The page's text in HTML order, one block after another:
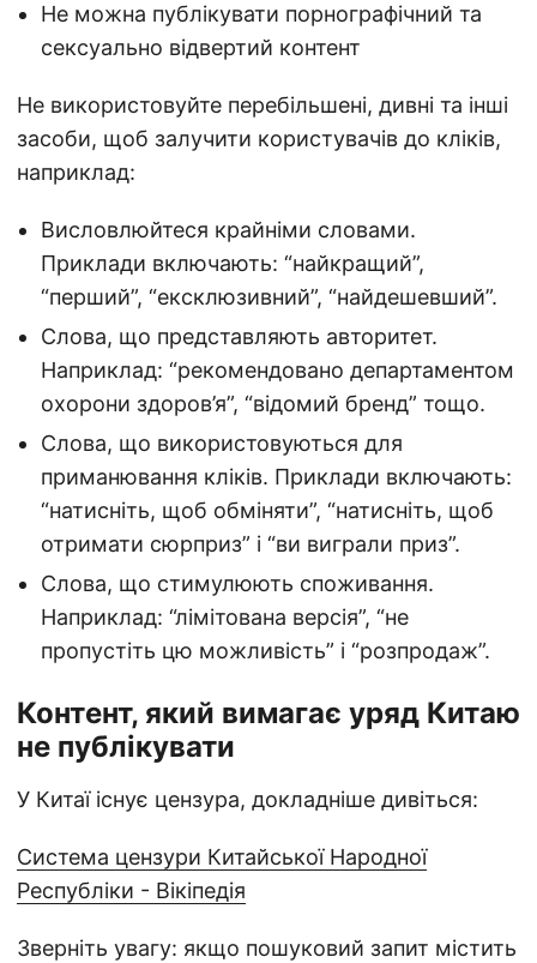
Не можна публікувати порнографічний та
сексуально відвертий контент
Не використовуйте перебільшені, дивні та інші
засоби, щоб залучити користувачів до кліків,
наприклад:
Висловлюйтеся крайніми словами.
Приклади включають: “найкращий”,
“перший”, “ексклюзивний”, “найдешевший”.
Слова, що представляють авторитет.
Наприклад: “рекомендовано департаментом
охорони здоров’я”, “відомий бренд” тощо.
Слова, що використовуються для
приманювання кліків. Приклади включають:
“натисніть, щоб обміняти”, “натисніть, щоб
отримати сюрприз” і “ви виграли приз”.
Слова, що стимулюють споживання.
Наприклад: “лімітована версія”, “не
пропустіть цю можливість” і “розпродаж”.
Контент, який вимагає уряд Китаю
не публікувати
У Китаї існує цензура, докладніше дивіться:
Система цензури Китайської Народної
Республіки - Вікіпедія
Зверніть увагу: якщо пошуковий запит містить